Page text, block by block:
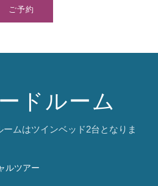
ご予約
ドルーム
ムはツインベッド2台となりま
ルツアー